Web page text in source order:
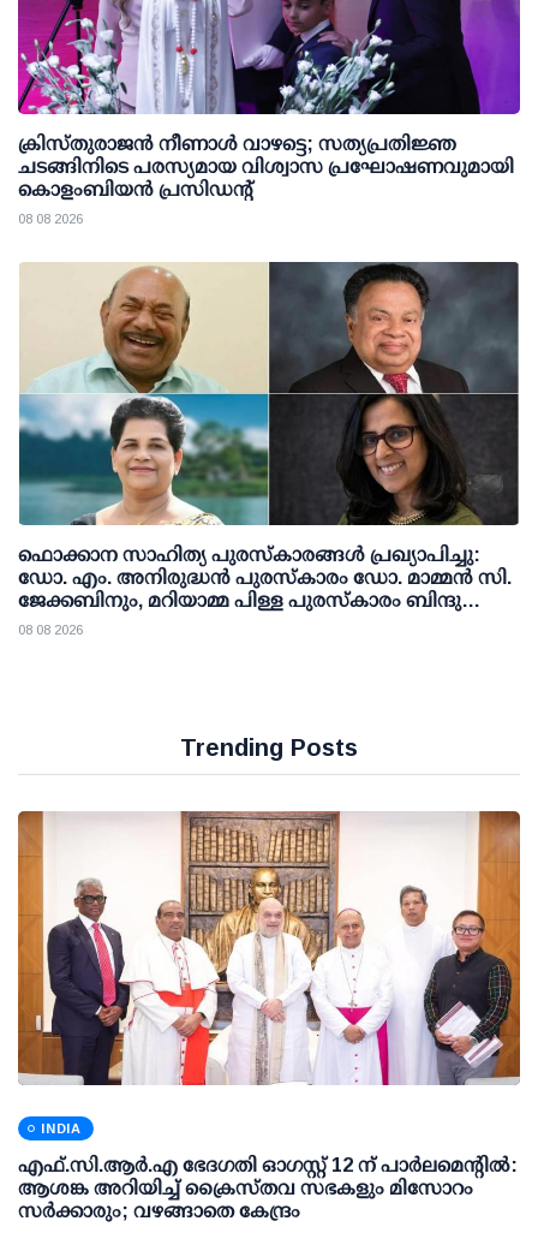
ക്രിസ്തുരാജൻ നീണാൾ വാഴട്ടെ; സത്യപ്രതിജ്ഞ
ചടങ്ങിനിടെ പരസ്യമായ വിശ്വാസ പ്രഘോഷണവുമായി
കൊളംബിയൻ പ്രസിഡന്റ്
08 08 2026
ഫൊക്കാന സാഹിത്യ പുരസ്‌കാരങ്ങള്‍ പ്രഖ്യാപിച്ചു:
ഡോ. എം. അനിരുദ്ധന്‍ പുരസ്‌കാരം ഡോ. മാമ്മന്‍ സി.
ജേക്കബിനും, മറിയാമ്മ പിള്ള പുരസ്‌കാരം ബിന്ദു
കാനയ്ക്കും
08 08 2026
Trending Posts
INDIA
എഫ്.സി.ആര്‍.എ ഭേദഗതി ഓഗസ്റ്റ് 12 ന് പാര്‍ലമെന്റില്‍:
ആശങ്ക അറിയിച്ച് ക്രൈസ്തവ സഭകളും മിസോറം
സര്‍ക്കാരും; വഴങ്ങാതെ കേന്ദ്രം